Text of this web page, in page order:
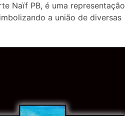
Naïf PB, é uma representação
a união de diversas